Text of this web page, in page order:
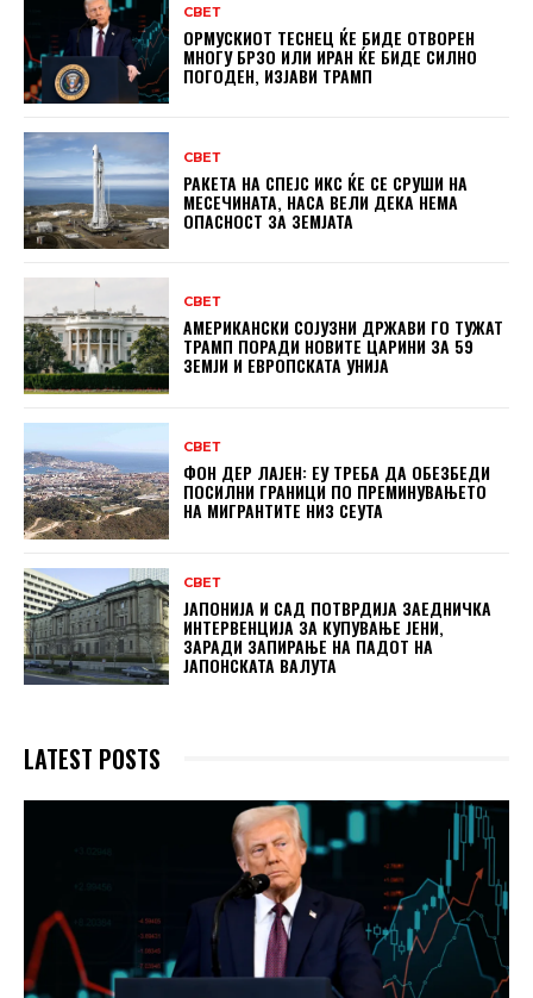
СВЕТ
ОРМУСКИОТ ТЕСНЕЦ ЌЕ БИДЕ ОТВОРЕН
МНОГУ БРЗО ИЛИ ИРАН ЌЕ БИДЕ СИЛНО
ПОГОДЕН, ИЗЈАВИ ТРАМП
СВЕТ
РАКЕТА НА СПЕЈС ИКС ЌЕ СЕ СРУШИ НА
МЕСЕЧИНАТА, НАСА ВЕЛИ ДЕКА НЕМА
ОПАСНОСТ ЗА ЗЕМЈАТА
СВЕТ
АМЕРИКАНСКИ СОЈУЗНИ ДРЖАВИ ГО ТУЖАТ
ТРАМП ПОРАДИ НОВИТЕ ЦАРИНИ ЗА 59
ЗЕМЈИ И ЕВРОПСКАТА УНИЈА
СВЕТ
ФОН ДЕР ЛАЈЕН: ЕУ ТРЕБА ДА ОБЕЗБЕДИ
ПОСИЛНИ ГРАНИЦИ ПО ПРЕМИНУВАЊЕТО
НА МИГРАНТИТЕ НИЗ СЕУТА
СВЕТ
ЈАПОНИЈА И САД ПОТВРДИЈА ЗАЕДНИЧКА
ИНТЕРВЕНЦИЈА ЗА КУПУВАЊЕ ЈЕНИ,
ЗАРАДИ ЗАПИРАЊЕ НА ПАДОТ НА
ЈАПОНСКАТА ВАЛУТА
LATEST POSTS